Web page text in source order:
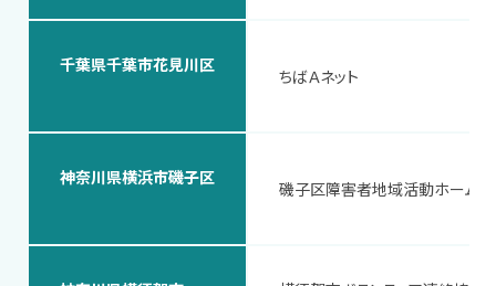
千葉県千葉市花見川区
ちばＡネット
神奈川県横浜市磯子区
磯子区障害者地域活動ホーム